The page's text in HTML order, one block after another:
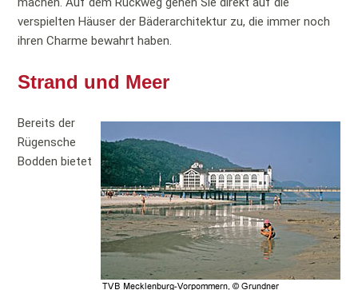
verspielten Häuser der Bäderarchitektur zu, die immer noch
ihren Charme bewahrt haben.
Strand und Meer
Bereits der
Rügensche
Bodden bietet